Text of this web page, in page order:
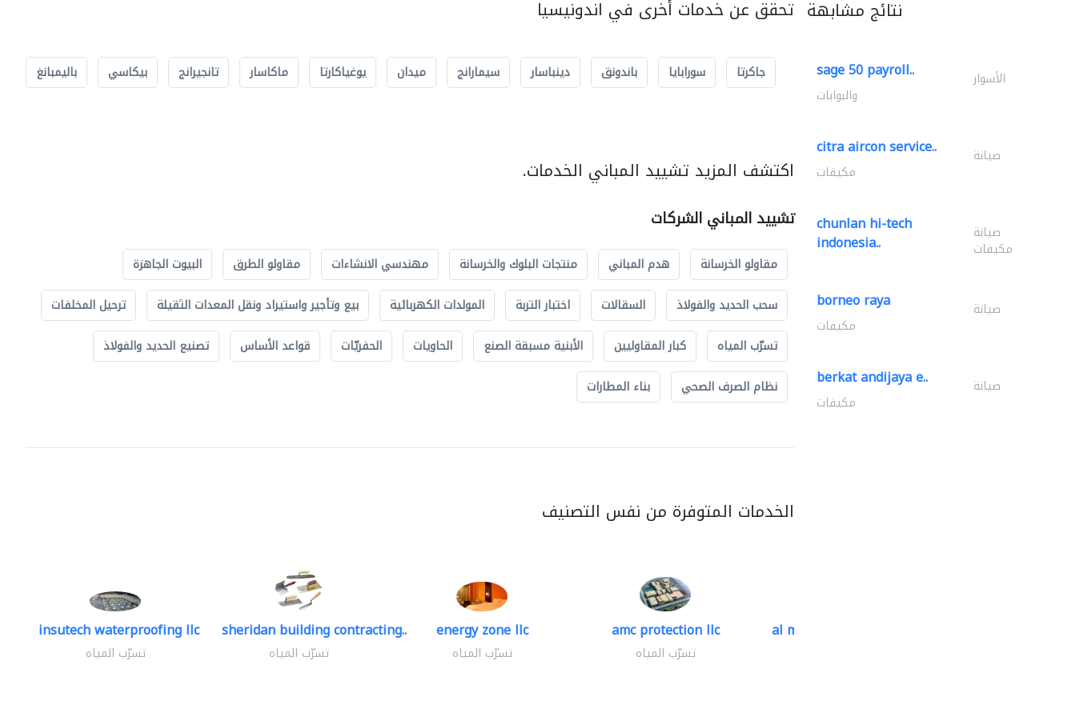
تحقق عن خدمات أخرى في اندونيسيا
جاكرتا سورابايا باندونق دينباسار سيمارانج ميدان يوغياكارتا ماكاسار تانجيرانج بيكاسي باليمبانغ
اكتشف المزيد تشييد المباني الخدمات.
تشييد المباني الشركات
مقاولو الخرسانة هدم المباني منتجات البلوك والخرسانة مهندسي الانشاءات مقاولو الطرق
البيوت الجاهزة
سحب الحديد والفولاذ
السقالات اختبار التربة المولدات الكهربائية بيع وتأجير واستيراد ونقل المعدات الثقيلة
ترحيل المخلفات
تسرّب المياه
كبار المقاوليين الأبنية مسبقة الصنع الحاويات الحفريّات قواعد الأساس
تصنيع الحديد والفولاذ
نظام الصرف الصحي
بناء المطارات
الخدمات المتوفرة من نفس التصنيف
insutech waterproofing llc
تسرّب المياه
sheridan building contracting..
تسرّب المياه
energy zone llc
تسرّب المياه
amc protection llc
تسرّب المياه
al mutathawer insulation..
نتائج مشابهة
sage 50 payroll.. الأسوار
والبوابات
citra aircon service.. صيانة
مكيفات
chunlan hi-tech
indonesia.. صيانة
مكيفات
borneo raya صيانة
مكيفات
berkat andijaya e.. صيانة
مكيفات